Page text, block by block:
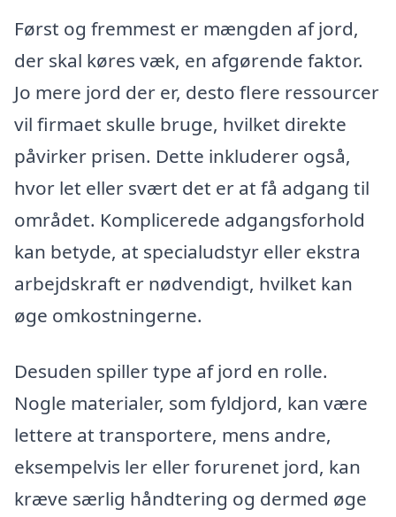
Først og fremmest er mængden af jord,
der skal køres væk, en afgørende faktor.
Jo mere jord der er, desto flere ressourcer
vil firmaet skulle bruge, hvilket direkte
påvirker prisen. Dette inkluderer også,
hvor let eller svært det er at få adgang til
området. Komplicerede adgangsforhold
kan betyde, at specialudstyr eller ekstra
arbejdskraft er nødvendigt, hvilket kan
øge omkostningerne.
Desuden spiller type af jord en rolle.
Nogle materialer, som fyldjord, kan være
lettere at transportere, mens andre,
eksempelvis ler eller forurenet jord, kan
kræve særlig håndtering og dermed øge